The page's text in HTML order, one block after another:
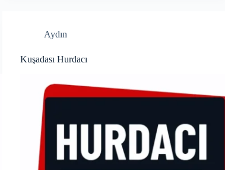
Aydın
Kuşadası Hurdacı